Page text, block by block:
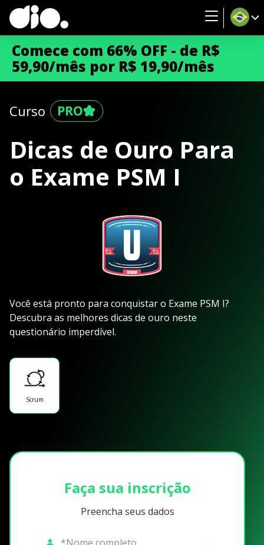
Comece com 66% OFF - de R$
59,90/mês por R$ 19,90/mês
Curso
Dicas de Ouro Para
o Exame PSM I
Você está pronto para conquistar o Exame PSM I?
Descubra as melhores dicas de ouro neste
questionário imperdível.
Scrum
Faça sua inscrição
Preencha seus dados